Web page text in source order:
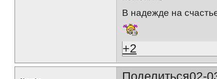
В надежде на
+2
Поделиться02-